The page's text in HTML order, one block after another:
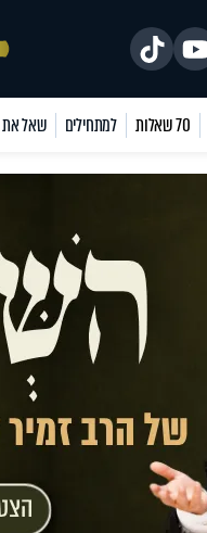
70 שאלות למתחילים שאל את